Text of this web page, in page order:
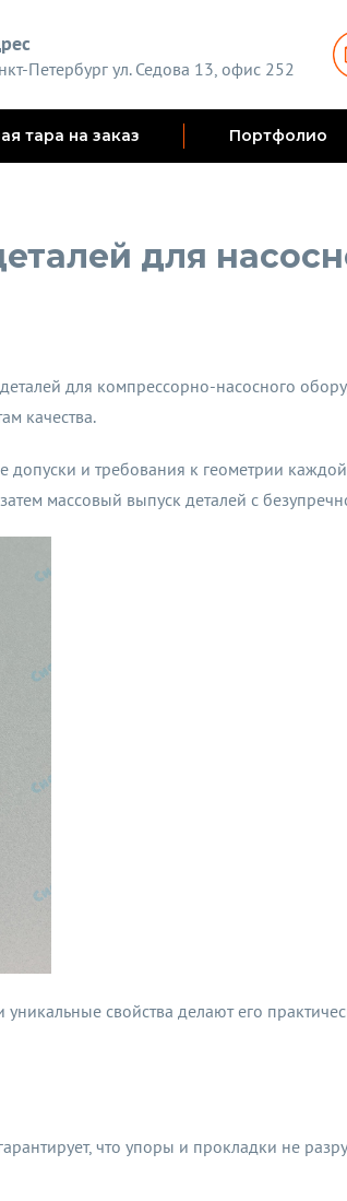
Петербург ул. Седова 13, офис 252
тара на заказ Портфолио
для
для компрессорно-насосного
качества.
допуски и требования к геометрии
массовый выпуск деталей с
свойства делают его
что упоры и прокладки не